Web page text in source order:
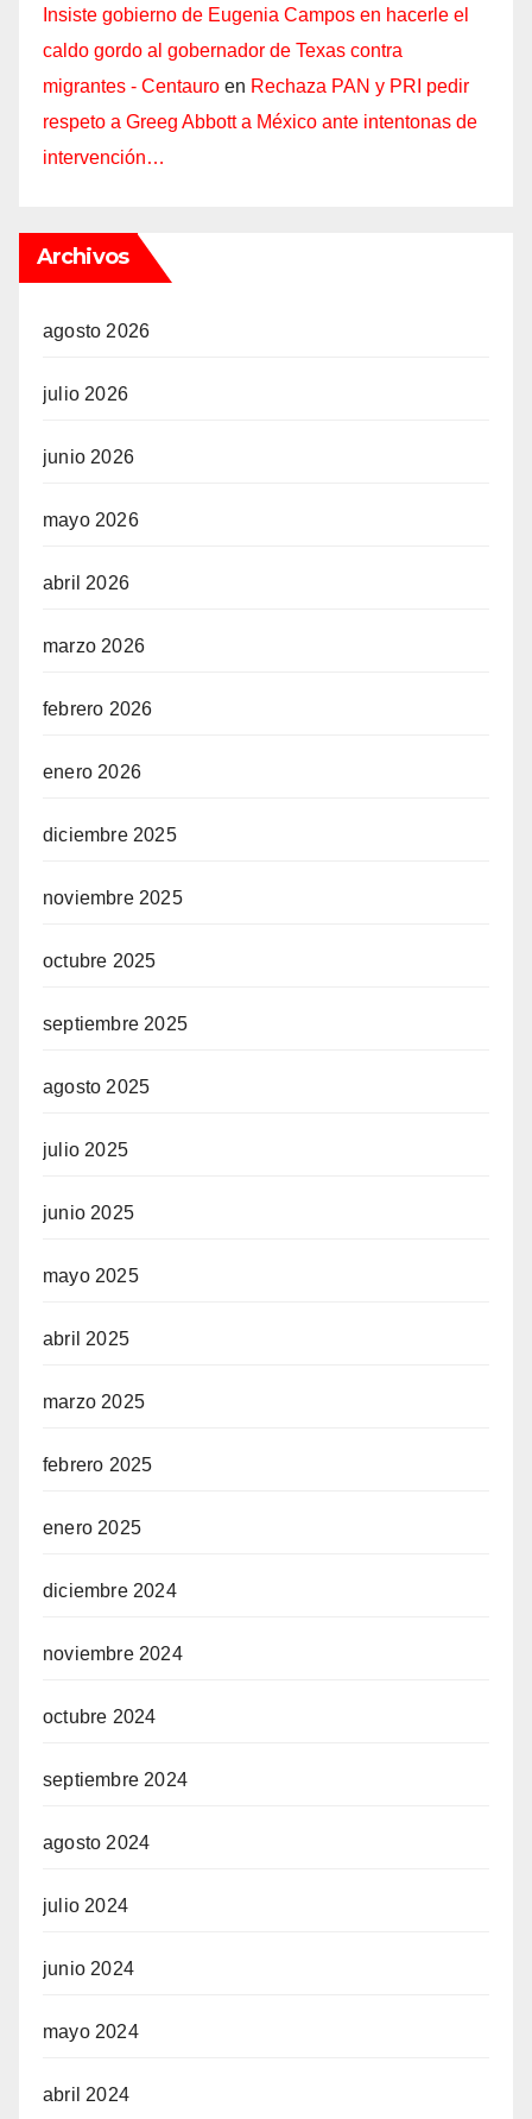
Insiste gobierno de Eugenia Campos en hacerle el
caldo gordo al gobernador de Texas contra
migrantes - Centauro en Rechaza PAN y PRI pedir
respeto a Greeg Abbott a México ante intentonas de
intervención…
Archivos
agosto 2026
julio 2026
junio 2026
mayo 2026
abril 2026
marzo 2026
febrero 2026
enero 2026
diciembre 2025
noviembre 2025
octubre 2025
septiembre 2025
agosto 2025
julio 2025
junio 2025
mayo 2025
abril 2025
marzo 2025
febrero 2025
enero 2025
diciembre 2024
noviembre 2024
octubre 2024
septiembre 2024
agosto 2024
julio 2024
junio 2024
mayo 2024
abril 2024